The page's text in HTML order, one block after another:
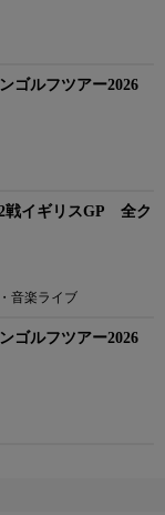
ゴルフツアー2026
戦イギリスGP 全ク
音楽ライブ
ゴルフツアー2026